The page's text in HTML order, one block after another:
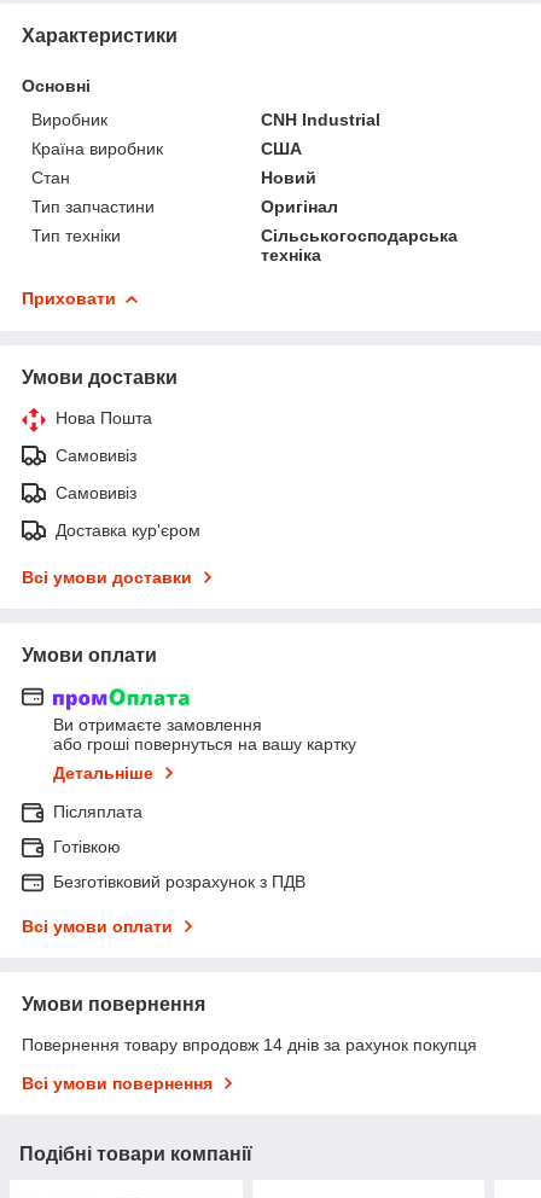
Характеристики
Основні
Виробник
CNH Industrial
Країна виробник
США
Стан
Новий
Тип запчастини
Оригінал
Тип техніки
Сільськогосподарська
техніка
Приховати
Умови доставки
Нова Пошта
Самовивіз
Самовивіз
Доставка кур'єром
Всі умови доставки
Умови оплати
Ви отримаєте замовлення
або гроші повернуться на вашу картку
Детальніше
Післяплата
Готівкою
Безготівковий розрахунок з ПДВ
Всі умови оплати
Умови повернення
Повернення товару впродовж 14 днів за рахунок покупця
Всі умови повернення
Подібні товари компанії